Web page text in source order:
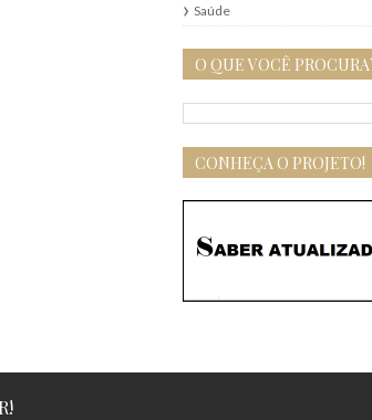
Saúde
O QUE VOCÊ
CONHEÇA O PROJETO!